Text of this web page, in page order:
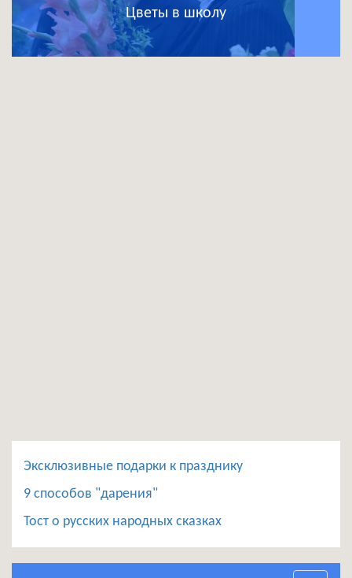
Цветы в школу
Эксклюзивные подарки к празднику
9 способов "дарения"
Тост о русских народных сказках